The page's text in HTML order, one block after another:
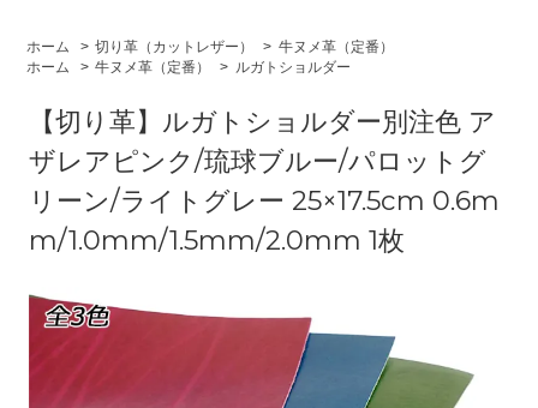
ホーム > 切り革（カットレザー） > 牛ヌメ革（定番）
ホーム
> 牛ヌメ革（定番） > ルガトショルダー
【切り革】ルガトショルダー別注色 ア
ザレアピンク/琉球ブルー/パロットグ
リーン/ライトグレー 25×17.5cm 0.6m
m/1.0mm/1.5mm/2.0mm 1枚